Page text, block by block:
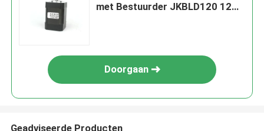
met Bestuurder JKBLD120 12V
Doorgaan
Geadviseerde Producten